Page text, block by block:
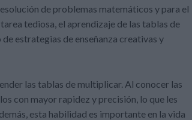
de problemas matemáticos y para el
tediosa, el aprendizaje de las tablas de
estrategias de enseñanza creativas y
las tablas de multiplicar. Al conocer las
con mayor rapidez y precisión, lo que les
esta habilidad es importante en la vida